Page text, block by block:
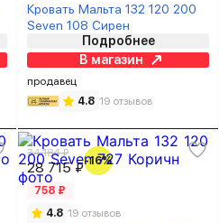
Кровать Мальта 132 120 200
Seven 108 Сирен
Подробнее
В магазин
продавец
4.8 19 отзывов
34 184 ₽
28 715 ₽-16%
758 ₽
4.8 19 отзывов